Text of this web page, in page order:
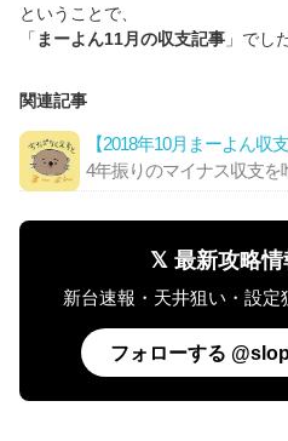
ということで、
「 まーよん11月の収支記事 」でし
関連記事
【2018年10月まーよん収
4年振りのマイナス収支
𝕏 最新攻略情
新台速報・天井狙い・設定
フォローする